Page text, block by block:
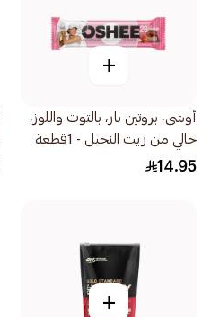
+
أوشى، بروتين بار، بالتوت واللوز،
خالي من زيت النخيل - 1قطعة
14.95
+